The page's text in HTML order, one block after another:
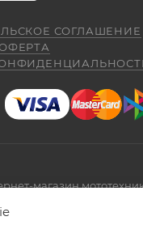
СОГЛАШЕНИЕ
магазин